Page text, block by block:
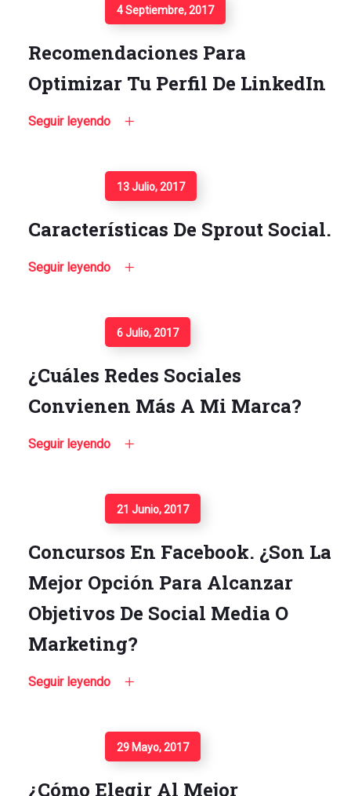
4 Septiembre, 2017
Recomendaciones Para
Optimizar Tu Perfil De LinkedIn
Seguir leyendo
13 Julio, 2017
Características De Sprout Social.
Seguir leyendo
6 Julio, 2017
¿Cuáles Redes Sociales
Convienen Más A Mi Marca?
Seguir leyendo
21 Junio, 2017
Concursos En Facebook. ¿Son La
Mejor Opción Para Alcanzar
Objetivos De Social Media O
Marketing?
Seguir leyendo
29 Mayo, 2017
¿Cómo Elegir Al Mejor